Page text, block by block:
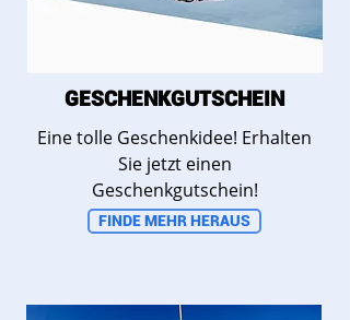
GESCHENKGUTSCHEIN
Eine tolle Geschenkidee! Erhalten
Sie jetzt einen
Geschenkgutschein!
FINDE MEHR HERAUS